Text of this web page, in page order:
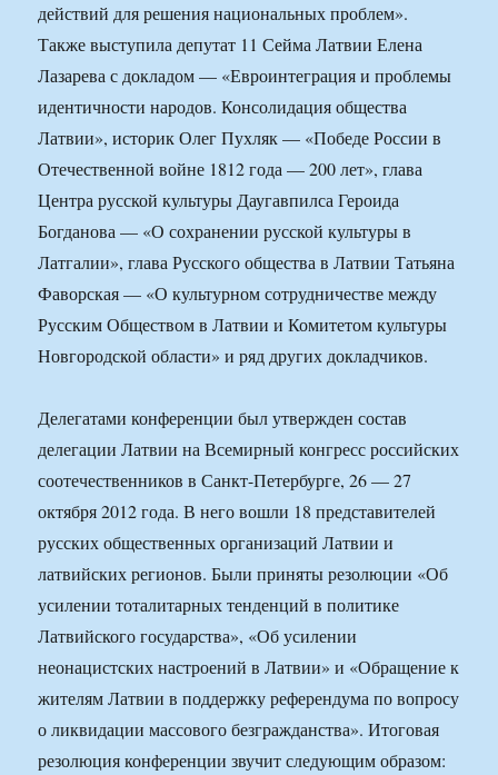
действий для решения национальных проблем».
Также выступила депутат 11 Сейма Латвии Елена
Лазарева с докладом — «Евроинтеграция и проблемы
идентичности народов. Консолидация общества
Латвии», историк Олег Пухляк — «Победе России в
Отечественной войне 1812 года — 200 лет», глава
Центра русской культуры Даугавпилса Героида
Богданова — «О сохранении русской культуры в
Латгалии», глава Русского общества в Латвии Татьяна
Фаворская — «О культурном сотрудничестве между
Русским Обществом в Латвии и Комитетом культуры
Новгородской области» и ряд других докладчиков.
Делегатами конференции был утвержден состав
делегации Латвии на Всемирный конгресс российских
соотечественников в Санкт-Петербурге, 26 — 27
октября 2012 года. В него вошли 18 представителей
русских общественных организаций Латвии и
латвийских регионов. Были приняты резолюции «Об
усилении тоталитарных тенденций в политике
Латвийского государства», «Об усилении
неонацистских настроений в Латвии» и «Обращение к
жителям Латвии в поддержку референдума по вопросу
о ликвидации массового безгражданства». Итоговая
резолюция конференции звучит следующим образом: